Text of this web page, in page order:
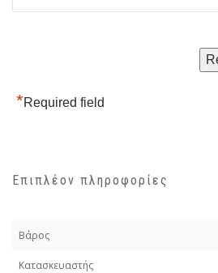
*Required field
Επιπλέον πληροφορίες
Βάρος
Κατασκευαστής